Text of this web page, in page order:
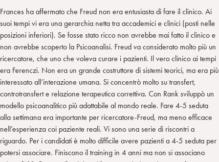
Frances ha affermato che Freud non era entusiasta di fare il clinico. Ai
suoi tempi vi era una gerarchia netta tra accademici e clinici (posti nelle
posizioni inferiori). Se fosse stato ricco non avrebbe mai fatto il clinico e
non avrebbe scoperto la Psicoanalisi. Freud va considerato molto più un
ricercatore, che uno che voleva curare i pazienti. Il vero clinico ai tempi
era Ferenczi. Non era un grande costruttore di sistemi teorici, ma era più
interessato all’interazione umana. Si concentrò molto su transfert,
controtransfert e relazione terapeutica correttiva. Con Rank sviluppò un
modello psicoanalitico più adattabile al mondo reale. Fare 4-5 seduta
alla settimana era importante per ricercatore-Freud, ma meno efficace
nell’esperienza coi paziente reali. Vi sono una serie di riscontri a
riguardo. Per i candidati è molto difficile avere pazienti a 4-5 seduta per
potersi associare. Finiscono il training in 4 anni ma non si associano